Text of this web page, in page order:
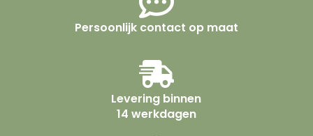
Persoonlijk contact op maat
Levering binnen
14 werkdagen